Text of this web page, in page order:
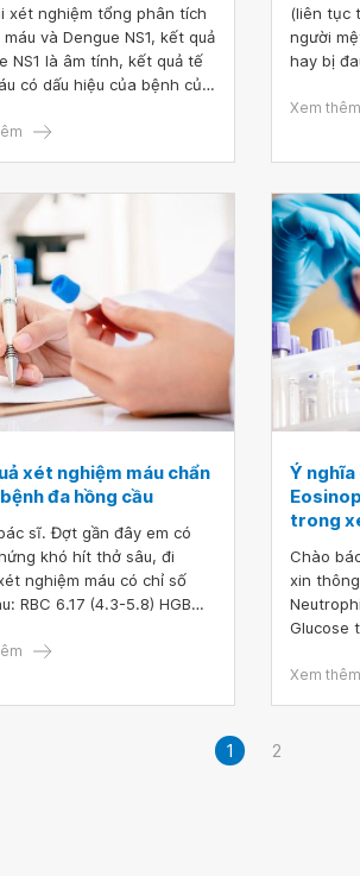
xét nghiệm tổng phân tích
và Dengue NS1, kết quả
NS1 là âm tính, kết quả tế
có dấu hiệu của bệnh của
sĩ cho em hỏi tổng phân
khám ngày thứ 4 để xác
tính hay âm tính
Em cảm ơn.
(liên tục
người
hay bị
xuyên
Xem thêm
xét nghiệm máu chẩn
đa hồng cầu
sĩ. Đợt gần đây em có
khó hít thở sâu, đi
nghiệm máu có chỉ số
RBC 6.17 (4.3-5.8) HGB
Ý
trong
Chào
xin
Glucose
trong
Xem thêm
1 2